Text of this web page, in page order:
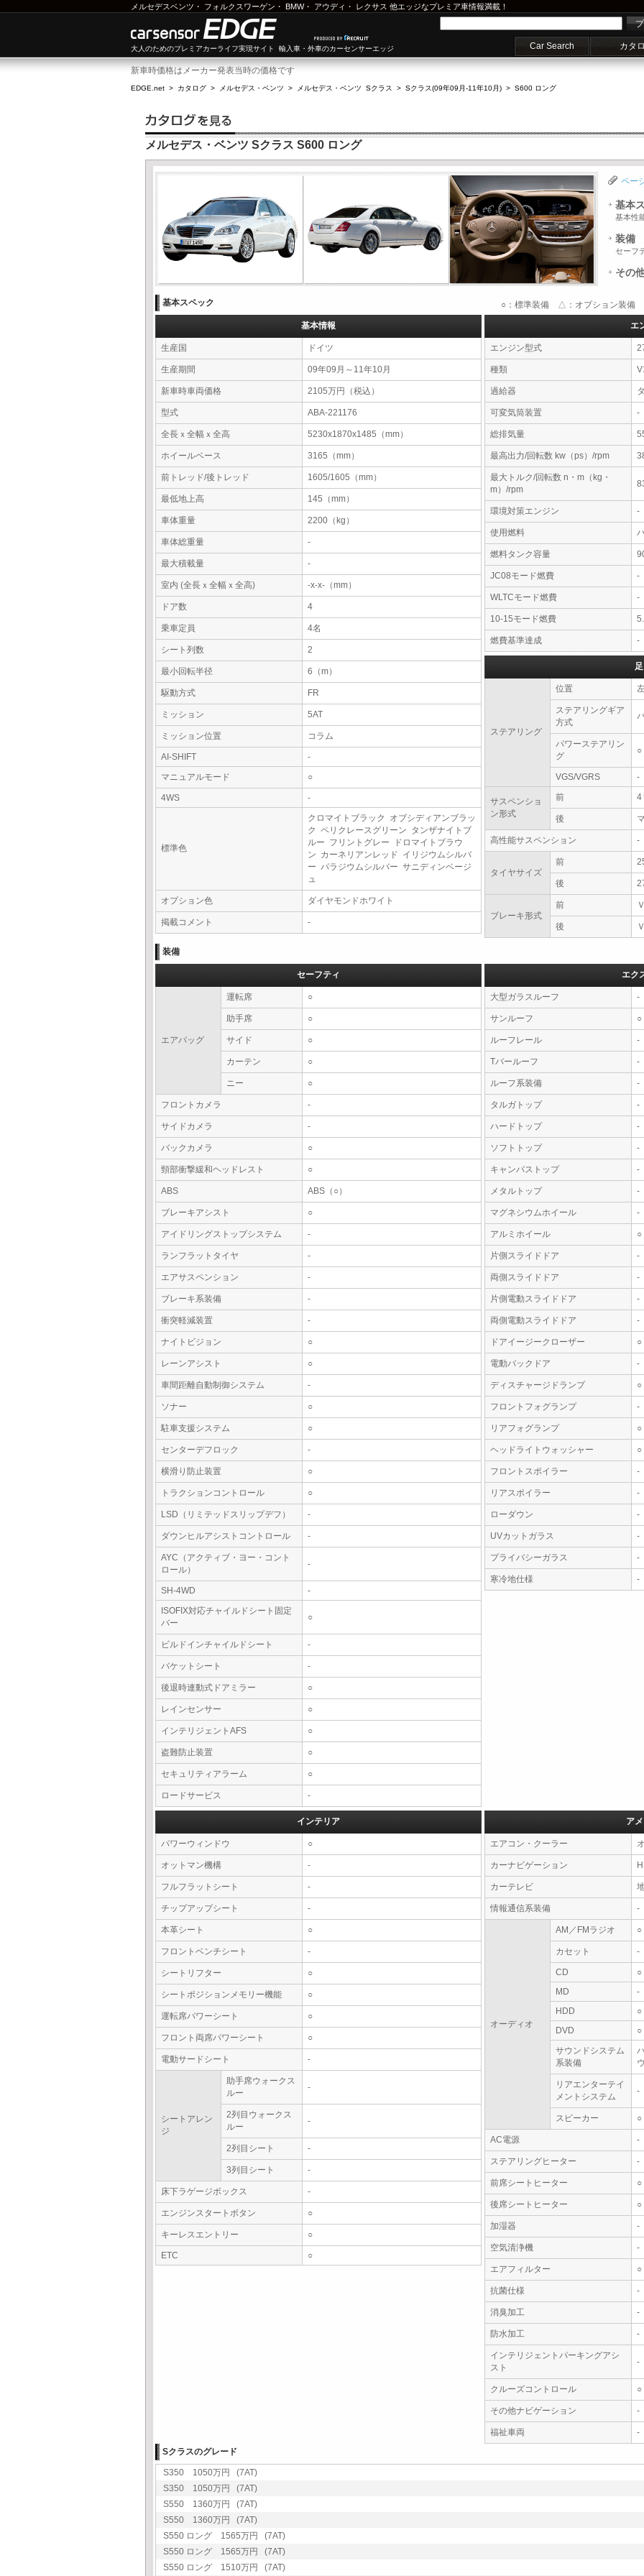
メルセデスベンツ ・ フォルクスワーゲン ・ BMW・ アウディ ・ レクサス 他エッジなプレミア車情報満載！
大人のためのプレミアカーライフ実現サイト 輸入車・外車のカーセンサーエッジ Car Search カタ
新車時価格はメーカー発表当時の価格です
EDGE.net > カタログ > メルセデス・ベンツ > メルセデス・ベンツ Sクラス > Sクラス(09年09月-11年10月) > S600 ロング
メルセデス・ベンツ Sクラス S600 ロング
ペー
基本
基本性
装備
セーフ
その
基本スペック ○：標準装備 △：オプション装備 -
基本情報
生産国 ドイツ
生産期間 09年09月～11年10月
新車時車両価格 2105万円（税込）
型式 ABA-221176
全長ｘ全幅ｘ全高 5230x1870x1485（mm）
ホイールベース 3165（mm）
前トレッド/後トレッド 1605/1605（mm）
最低地上高 145（mm）
車体重量 2200（kg）
車体総重量 -
最大積載量 -
室内 (全長ｘ全幅ｘ全高) -x-x-（mm）
ドア数 4
乗車定員 4名
シート列数 2
最小回転半径 6（m）
駆動方式 FR
ミッション 5AT
ミッション位置 コラム
AI-SHIFT
-
マニュアルモード
○
4WS -
標準色
クロマイトブラック オブシディアンブラッ
ク ペリクレースグリーン タンザナイトブ
ルー フリントグレー ドロマイトブラウ
ン カーネリアンレッド イリジウムシルバ
ー パラジウムシルバー サニディンベージ
ュ
オプション色 ダイヤモンドホワイト
掲載コメント -
エ
エンジン型式
種類
過給器
可変気筒装置 -
総排気量
最高出力/回転数 kw（ps）/rpm
最大トルク/回転数 n・m（kg・
m）/rpm
環境対策エンジン -
使用燃料
燃料タンク容量
JC08モード燃費 -
WLTCモード燃費 -
10-15モード燃費
燃費基準達成 -
ステアリング
位置
ステアリングギア
方式
パワーステアリン
グ
○
VGS/VGRS -
サスペンショ
ン形式
前 4
後
高性能サスペンション -
タイヤサイズ
前
後
ブレーキ形式
前
後
装備
セーフティ
エアバッグ
運転席 ○
助手席 ○
サイド ○
カーテン ○
ニー ○
フロントカメラ -
サイドカメラ -
バックカメラ ○
頸部衝撃緩和ヘッドレスト ○
ABS ABS（○）
ブレーキアシスト ○
アイドリングストップシステム -
ランフラットタイヤ -
エアサスペンション -
ブレーキ系装備 -
衝突軽減装置 -
ナイトビジョン ○
レーンアシスト ○
車間距離自動制御システム -
ソナー ○
駐車支援システム ○
センターデフロック -
横滑り防止装置 ○
トラクションコントロール ○
LSD（リミテッドスリップデフ） -
ダウンヒルアシストコントロール -
AYC（アクティブ・ヨー・コント
ロール）
-
SH-4WD
-
ISOFIX対応チャイルドシート固定
バー
○
ビルドインチャイルドシート -
バケットシート -
後退時連動式ドアミラー ○
レインセンサー ○
インテリジェントAFS ○
盗難防止装置 ○
セキュリティアラーム ○
ロードサービス -
エク
大型ガラスルーフ -
サンルーフ ○
ルーフレール -
Tバールーフ -
ルーフ系装備 -
タルガトップ -
ハードトップ -
ソフトトップ -
キャンバストップ -
メタルトップ -
マグネシウムホイール -
アルミホイール ○
片側スライドドア -
両側スライドドア -
片側電動スライドドア -
両側電動スライドドア -
ドアイージークローザー ○
電動バックドア -
ディスチャージドランプ ○
フロントフォグランプ -
リアフォグランプ ○
ヘッドライトウォッシャー ○
フロントスポイラー -
リアスポイラー -
ローダウン -
UVカットガラス -
プライバシーガラス -
寒冷地仕様 -
インテリア
パワーウィンドウ ○
オットマン機構 -
フルフラットシート -
チップアップシート -
本革シート ○
フロントベンチシート -
シートリフター ○
シートポジションメモリー機能 ○
運転席パワーシート ○
フロント両席パワーシート ○
電動サードシート -
シートアレン
ジ
助手席ウォークス
ルー
-
2列目ウォークス
ルー
-
2列目シート -
3列目シート -
床下ラゲージボックス -
エンジンスタートボタン ○
キーレスエントリー ○
ETC ○
ア
エアコン・クーラー
カーナビゲーション
カーテレビ
情報通信系装備 -
オーディオ
AM／FMラジオ ○
カセット -
CD
○
MD
-
HDD
○
DVD
○
サウンドシステム
系装備
リアエンターテイ
メントシステム
-
スピーカー ○
AC電源 -
ステアリングヒーター -
前席シートヒーター ○
後席シートヒーター ○
加湿器 -
空気清浄機 -
エアフィルター ○
抗菌仕様 -
消臭加工 -
防水加工 -
インテリジェントパーキングアシ
スト
-
クルーズコントロール ○
その他ナビゲーション -
福祉車両
-
Sクラスのグレード
S350 1050万円 (7AT)
S350 1050万円 (7AT)
S550 1360万円 (7AT)
S550 1360万円 (7AT)
S550 ロング 1565万円 (7AT)
S550 ロング 1565万円 (7AT)
S550 ロング 1510万円 (7AT)